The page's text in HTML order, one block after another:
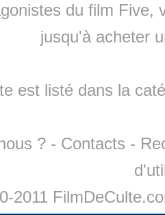
du film Five,
jusqu'à acheter
est listé dans la
? - Contacts -
2011